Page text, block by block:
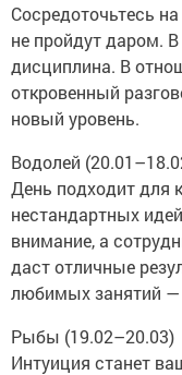
Сосредоточьтесь
не пройдут даром.
дисциплина. В
откровенный
новый уровень.
Водолей
День подходит для
нестандартных
внимание, а
даст отличные
любимых занятий —
Рыбы (19.02–20.03)
Интуиция станет